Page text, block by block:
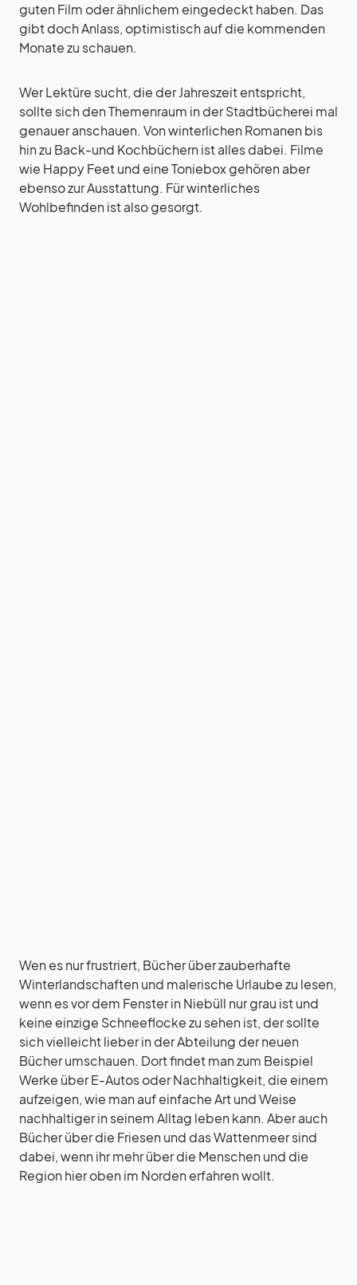
guten Film oder ähnlichem eingedeckt haben. Das
gibt doch Anlass, optimistisch auf die kommenden
Monate zu schauen.
Wer Lektüre sucht, die der Jahreszeit entspricht,
sollte sich den Themenraum in der Stadtbücherei mal
genauer anschauen. Von winterlichen Romanen bis
hin zu Back-und Kochbüchern ist alles dabei. Filme
wie Happy Feet und eine Toniebox gehören aber
ebenso zur Ausstattung. Für winterliches
Wohlbefinden ist also gesorgt.
Wen es nur frustriert, Bücher über zauberhafte
Winterlandschaften und malerische Urlaube zu lesen,
wenn es vor dem Fenster in Niebüll nur grau ist und
keine einzige Schneeflocke zu sehen ist, der sollte
sich vielleicht lieber in der Abteilung der neuen
Bücher umschauen. Dort findet man zum Beispiel
Werke über E-Autos oder Nachhaltigkeit, die einem
aufzeigen, wie man auf einfache Art und Weise
nachhaltiger in seinem Alltag leben kann. Aber auch
Bücher über die Friesen und das Wattenmeer sind
dabei, wenn ihr mehr über die Menschen und die
Region hier oben im Norden erfahren wollt.